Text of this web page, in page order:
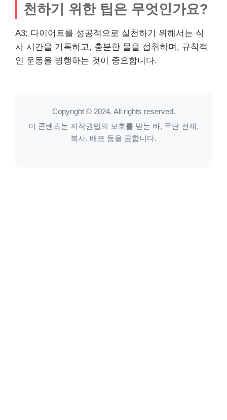
천하기 위한 팁은 무엇인가요?
A3: 다이어트를 성공적으로 실천하기 위해서는 식
사 시간을 기록하고, 충분한 물을 섭취하며, 규칙적
인 운동을 병행하는 것이 중요합니다.
Copyright © 2024. All rights reserved.
이 콘텐츠는 저작권법의 보호를 받는 바, 무단 전재,
복사, 배포 등을 금합니다.